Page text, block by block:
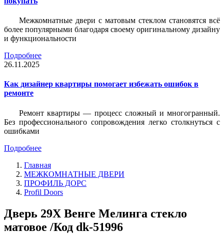
Межкомнатные двери с матовым стеклом становятся всё
более популярными благодаря своему оригинальному дизайну
и функциональности
Подробнее
26.11.2025
Как дизайнер квартиры помогает избежать ошибок в
ремонте
Ремонт квартиры — процесс сложный и многогранный.
Без профессионального сопровождения легко столкнуться с
ошибками
Подробнее
Главная
МЕЖКОМНАТНЫЕ ДВЕРИ
ПРОФИЛЬ ДОРС
Profil Doors
Дверь 29X Венге Мелинга стекло
матовое /Код dk-51996